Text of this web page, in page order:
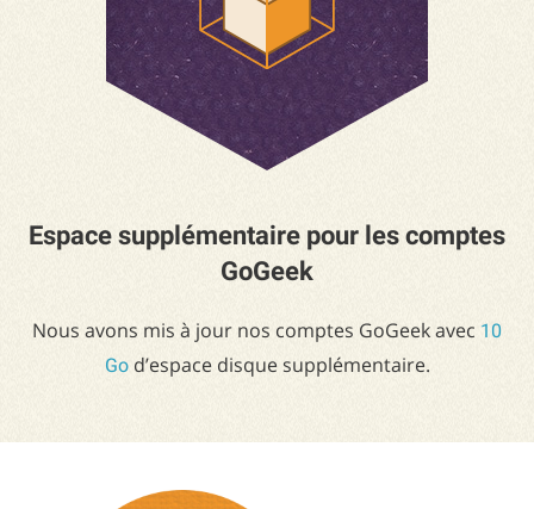
Espace supplémentaire pour les comptes
GoGeek
Nous avons mis à jour nos comptes GoGeek avec 10
God’espace disque supplémentaire.